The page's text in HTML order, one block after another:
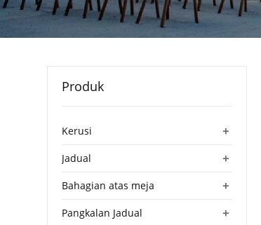
Produk
+
Kerusi
+
Jadual
+
Bahagian atas meja
+
Pangkalan Jadual